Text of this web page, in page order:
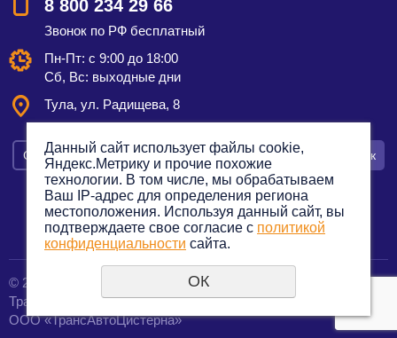
8 800 234 29 66
Звонок по РФ бесплатный
Пн-Пт: с 9:00 до 18:00
Сб, Вс: выходные дни
Тула, ул. Радищева, 8
Смотреть на карте Оставить заявку Заказать звонок
Политика конфиденциальности
© 2012—2023. Все права защищены.
Транспортная компания по грузоперевозкам
ООО «ТрансАвтоЦистерна»
Данный сайт использует файлы cookie,
Яндекс.Метрику и прочие похожие
технологии. В том числе, мы обрабатываем
Ваш IP-адрес для определения региона
местоположения. Используя данный сайт, вы
подтверждаете свое согласие с политикой
конфиденциальности сайта.
ОК